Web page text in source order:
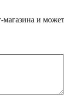
магазина и